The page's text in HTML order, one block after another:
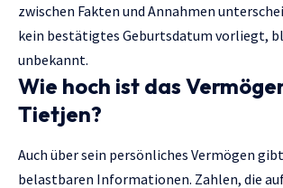
zwischen Fakten und Annahmen
kein bestätigtes Geburtsdatum vorliegt,
unbekannt.
Wie hoch ist das
Tietjen?
Auch über sein persönliches Vermögen
belastbaren Informationen. Zahlen, die